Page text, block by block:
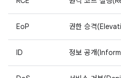
EoP 권한 승격
ID 정보 공개